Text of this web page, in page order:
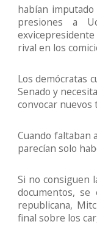
habían
presiones a
rival en los
Los demócratas
Senado y
convocar
Cuando faltaban
parecían solo
Si no consiguen
documentos,
republicana,
final sobre los